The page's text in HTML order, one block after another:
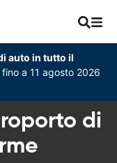
auto in tutto il
a 11 agosto 2026
di